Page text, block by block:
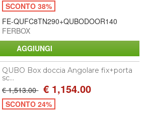
SCONTO 38%
FE-QUFC8TN290+QUBODOOR140
FERBOX
QUBO Box doccia Angolare fix+porta
sc...
€ 1,513.00 € 1,154.00
SCONTO 24%